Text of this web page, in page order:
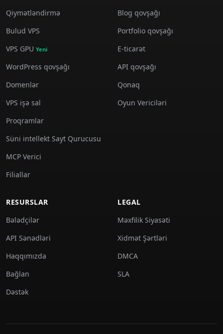
Qiymətləndirmə
Bulud VPS
VPS GPU Yeni
WordPress qovşağı
Domenlər
VPS işə sal
Proqramlar
Süni intellekt Sayt Qurucusu
MCP Verici
Filiallar
Blog qovşağı
Portfolio qovşağı
E-ticarət
API qovşağı
Qonaq
Oyun Vericiləri
RESURSLAR
Bələdçilər
API Sənədləri
Haqqımızda
Bağlan
Dəstək
LEGAL
Məxfilik Siyasəti
Xidmət Şərtləri
DMCA
SLA